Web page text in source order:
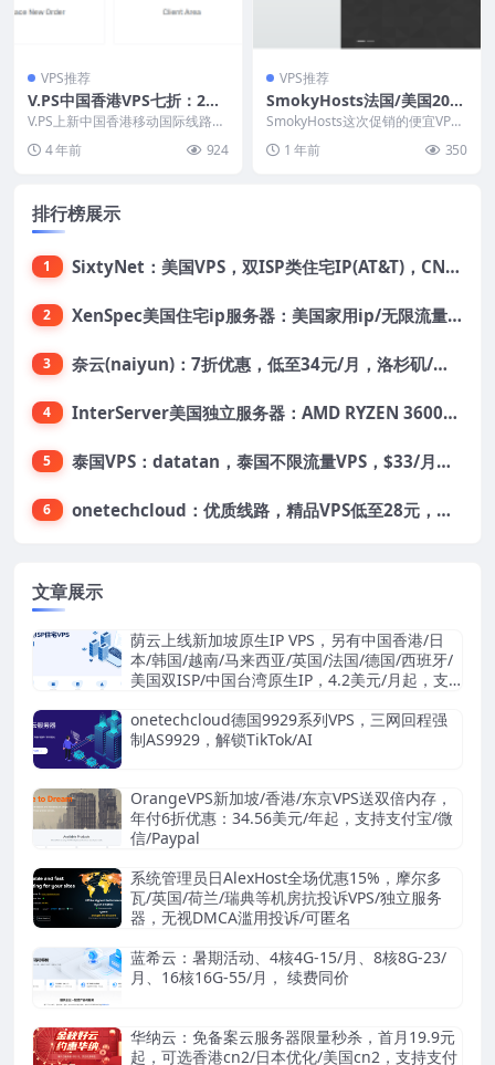
VPS推荐
V.PS中国香港VPS七折：2核
1G/20GB SSD/1TB月流量/1
Gbps带宽/4.17美元/月
V.PS上新中国香港移动国际线路服
当然，香港机...
4 年前 924
VPS推荐
SmokyHosts法国/美国20G
B NVMe+1TB HDD大硬盘VP
S：60.95美元/年，无限流量
SmokyHosts这次促销的便宜VPS
合存储...
1 年前 350
排行榜展示
1 SixtyNet：美国VPS，双ISP类住宅IP(AT&T)，CN2 GIA网络，超高DDoS防御，$14/月，2G内存/2核/40gSSD/5T流量/10Gbps带宽
2 XenSpec美国住宅ip服务器：美国家用ip/无限流量/10Gbps独享带宽/449美元/月起，支持支付宝
3 奈云(naiyun)：7折优惠，低至34元/月，洛杉矶/香港机房，三网CN2 GIA/CUII/高防保护，解锁Chatgpt/Tiktok
4 InterServer美国独立服务器：AMD RYZEN 3600X处理器，75美元/月，送40美元
5 泰国VPS：datatan，泰国不限流量VPS，$33/月，4G内存/3核/60gSSD
6 onetechcloud：优质线路，精品VPS低至28元，美国三网原生CN2 GIA（高防可选）、香港CN2、韩国CN2
文章展示
荫云上线新加坡原生IP VPS，另有中国香港/日
本/韩国/越南/马来西亚/英国/法国/德国/西班牙/
美国双ISP/中国台湾原生IP，4.2美元/月起，支
onetechcloud德国9929系列VPS，三网回程强
制AS9929，解锁TikTok/AI
OrangeVPS新加坡/香港/东京VPS送双倍内存，
年付6折优惠：34.56美元/年起，支持支付宝/微
信/Paypal
系统管理员日AlexHost全场优惠15%，摩尔多
瓦/英国/荷兰/瑞典等机房抗投诉VPS/独立服务
器，无视DMCA滥用投诉/可匿名
蓝希云：暑期活动、4核4G-15/月、8核8G-23/
月、16核16G-55/月， 续费同价
华纳云：免备案云服务器限量秒杀，首月19.9元
起，可选香港cn2/日本优化/美国cn2，支持支付